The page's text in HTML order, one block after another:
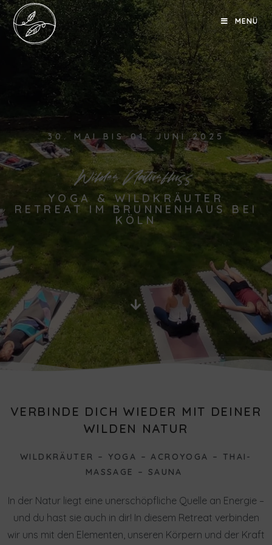
MENÜ
30. MAI BIS 01. JUNI 2025
Wilder Naturfluss
YOGA & WILDKRÄUTER
RETREAT IM BRUNNENHAUS BEI
KÖLN
VERBINDE DICH WIEDER MIT DEINER
WILDEN NATUR
WILDKRÄUTER – YOGA – ACROYOGA – THAI-
MASSAGE – SAUNA
In der Natur liegt eine unerschöpfliche Quelle an Energie –
und du hast sie auch in dir! In diesem Retreat verbinden
wir uns mit den Elementen, unseren Körpern und der Kraft